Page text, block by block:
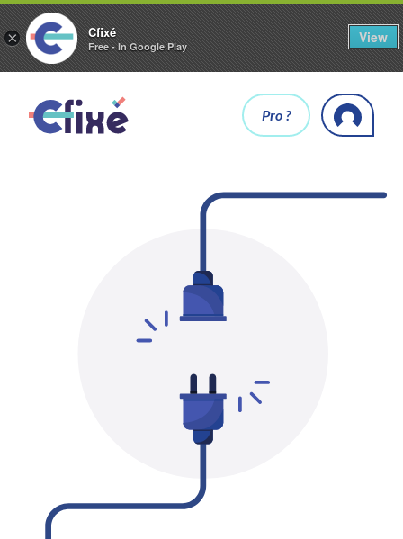
× Cfixé
Free - In Google Play
View
Pro ?